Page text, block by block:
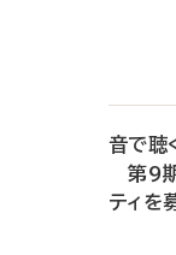
音で聴
第9期
ティを